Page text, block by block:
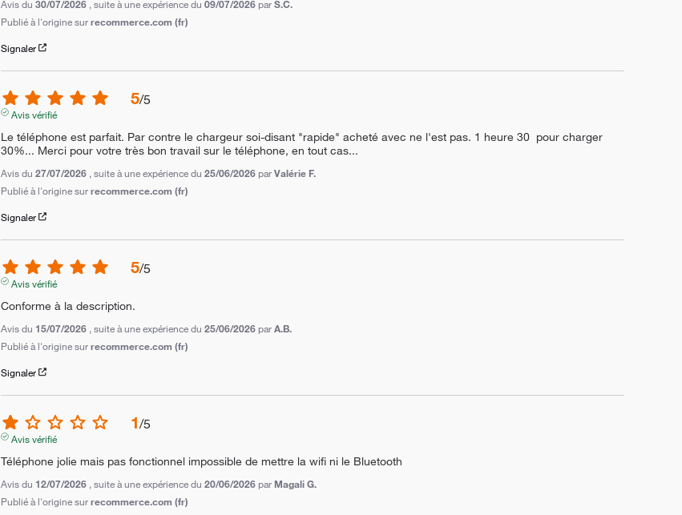
Avis du30/07/2026 , suite à une expérience du09/07/2026 parS.C.
Publié à l'origine surrecommerce.com (fr)
Signaler
5/5
Avis vérifié
Le téléphone est parfait. Par contre le chargeur soi-disant "rapide" acheté avec ne l'est pas. 1 heure 30  pour charger
30%... Merci pour votre très bon travail sur le téléphone, en tout cas...
Avis du27/07/2026 , suite à une expérience du25/06/2026 parValérie F.
Publié à l'origine surrecommerce.com (fr)
Signaler
5/5
Avis vérifié
Conforme à la description.
Avis du 15/07/2026 , suite à une expérience du25/06/2026 parA.B.
Publié à l'origine surrecommerce.com (fr)
Signaler
1/5
Avis vérifié
Téléphone jolie mais pas fonctionnel impossible de mettre la wifi ni le Bluetooth
Avis du 12/07/2026 , suite à une expérience du20/06/2026 par Magali G.
Publié à l'origine surrecommerce.com (fr)